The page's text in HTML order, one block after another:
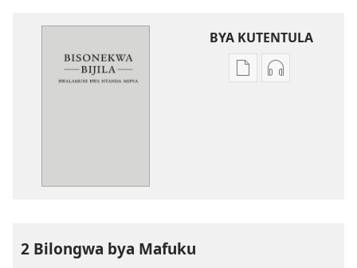
BYA KUTENTULA
MisweloMiswelo
2 Bilongwa bya Mafuku